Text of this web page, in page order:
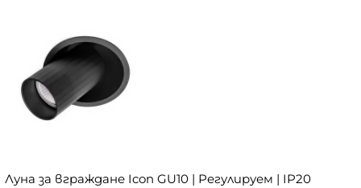
Луна за вграждане Icon GU10 | Регулируем | IP20